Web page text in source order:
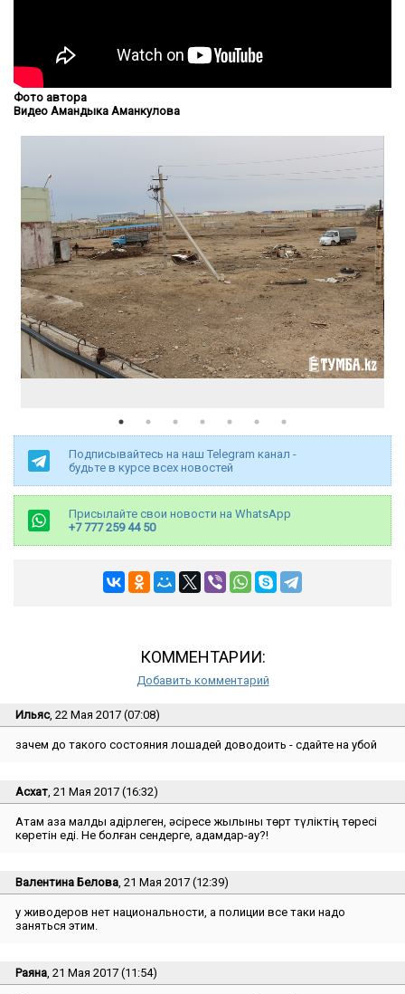
Фото автора
Видео Амандыка Аманкулова
Подписывайтесь на наш Telegram канал -
будьте в курсе всех новостей
Присылайте свои новости на WhatsApp
+7 777 259 44 50
КОММЕНТАРИИ:
Добавить комментарий
Ильяс, 22 Мая 2017 (07:08)
зачем до такого состояния лошадей доводоить - сдайте на убой
Асхат , 21 Мая 2017 (16:32)
Атам қазақ малды қадірлеген, әсіресе жылқыны төрт түліктің төресі
көретін еді. Не болған сендерге, адамдар-ау?!
Валентина Белова , 21 Мая 2017 (12:39)
у живодеров нет национальности, а полиции все таки надо
заняться этим.
Раяна , 21 Мая 2017 (11:54)